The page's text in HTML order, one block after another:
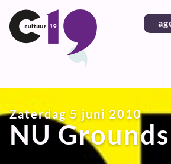
Ga
naar
inhoud
Zaterdag 5 juni 2010
NU Grounds